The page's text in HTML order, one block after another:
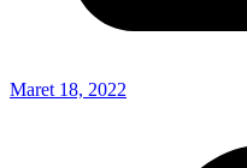
Maret 18, 2022